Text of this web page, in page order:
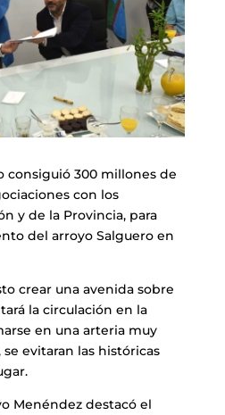
consiguió 300 millones de
con los
y de la Provincia, para
del arroyo Salguero en
crear una avenida sobre
la circulación en la
en una arteria muy
evitaran las históricas
Menéndez destacó el